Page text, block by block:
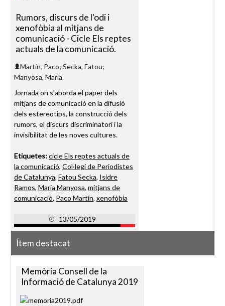
Rumors, discurs de l'odi i
xenofòbia al mitjans de
comunicació - Cicle Els reptes
actuals de la comunicació.
Martín, Paco; Secka, Fatou;
Manyosa, Maria.
Jornada on s'aborda el paper dels
mitjans de comunicació en la difusió
dels estereotips, la construcció dels
rumors, el discurs discriminatori i la
invisibilitat de les noves cultures.
Etiquetes:cicle Els reptes actuals de
la comunicació, Col·legi de Periodistes
de Catalunya, Fatou Secka, Isidre
Ramos, Maria Manyosa, mitjans de
comunicació, Paco Martín, xenofòbia
13/05/2019
Ítem destacat
Memòria Consell de la
Informació de Catalunya 2019